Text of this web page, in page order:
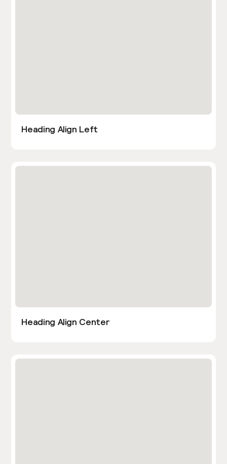
Heading Align Left
Heading Align Center